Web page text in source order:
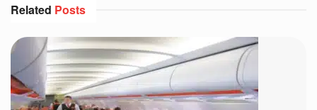
Related Posts